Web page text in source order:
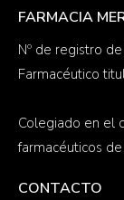
FARMACIA
Nº de registro
Farmacéutico
Colegiado en el
farmacéuticos
CONTACTO